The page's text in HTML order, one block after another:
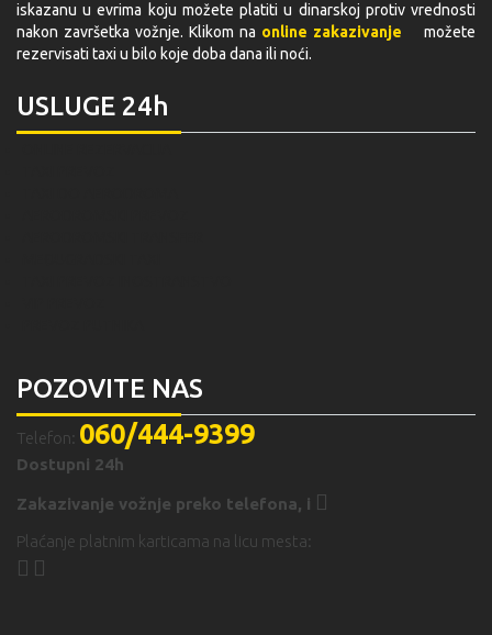
iskazanu u evrima koju možete platiti u dinarskoj protiv vrednosti
nakon završetka vožnje. Klikom na online zakazivanje
možete
rezervisati taxi u bilo koje doba dana ili noći.
USLUGE 24h
POZOVITE NAS
Telefon: 060/444-9399
Dostupni 24h
Zakazivanje vožnje preko telefona, i
Plaćanje platnim karticama na licu mesta: